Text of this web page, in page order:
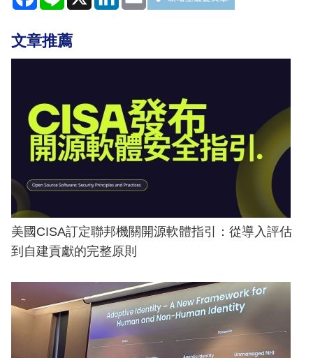
文章推薦
美國CISA訂定聯邦機關開源軟體指引：從導入評估
到自建貢獻的完整原則